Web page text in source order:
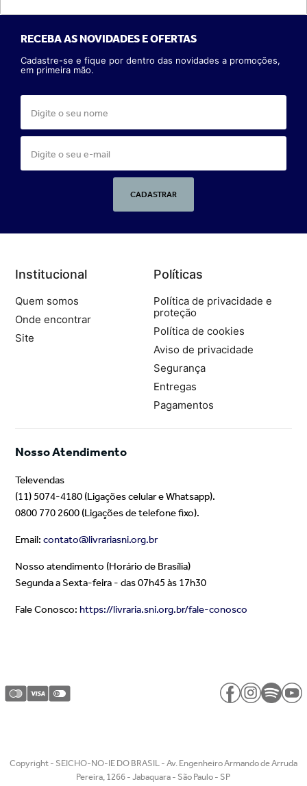
RECEBA AS NOVIDADES E OFERTAS
Cadastre-se e fique por dentro das novidades a promoções,
em primeira mão.
CADASTRAR
Institucional
Quem somos
Onde encontrar
Site
Políticas
Política de privacidade e
proteção
Política de cookies
Aviso de privacidade
Segurança
Entregas
Pagamentos
Nosso Atendimento
Televendas
(11) 5074-4180 (Ligações celular e Whatsapp).
0800 770 2600 (Ligações de telefone fixo).
Email:contato@livrariasni.org.br
Nosso atendimento (Horário de Brasília)
Segunda a Sexta-feira - das 07h45 às 17h30
Fale Conosco: https://livraria.sni.org.br/fale-conosco
Copyright - SEICHO-NO-IE DO BRASIL - Av. Engenheiro Armando de Arruda
Pereira, 1266 - Jabaquara - São Paulo - SP